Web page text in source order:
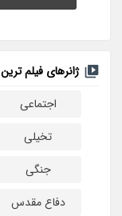
ژانرهای فیلم ترین
اجتماعی
تخیلی
جنگی
دفاع مقدس